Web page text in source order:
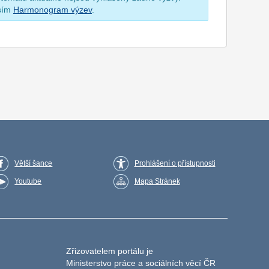
Harmonogram výzev.
Větší šance
Youtube
Prohlášení o přístupnosti
Mapa Stránek
Zřizovatelem portálu je
Ministerstvo práce a sociálních věcí ČR